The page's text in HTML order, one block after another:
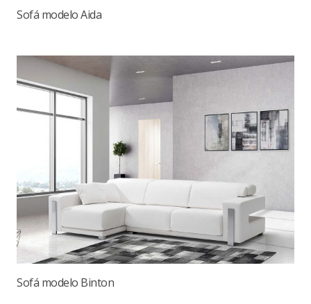
Sofá modelo Aida
Sofá modelo Binton